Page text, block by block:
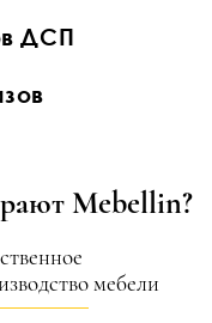
ДСП
Mebellin?
мебели